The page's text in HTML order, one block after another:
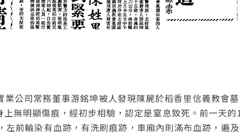
公司常務董事游銘坤被人發現陳屍於稻香里信義教會
無明顯傷痕，經初步相驗，認定是窒息致死。前一天的
前輪染有血跡，有洗刷痕跡，車廂內則滿布血跡，遍及